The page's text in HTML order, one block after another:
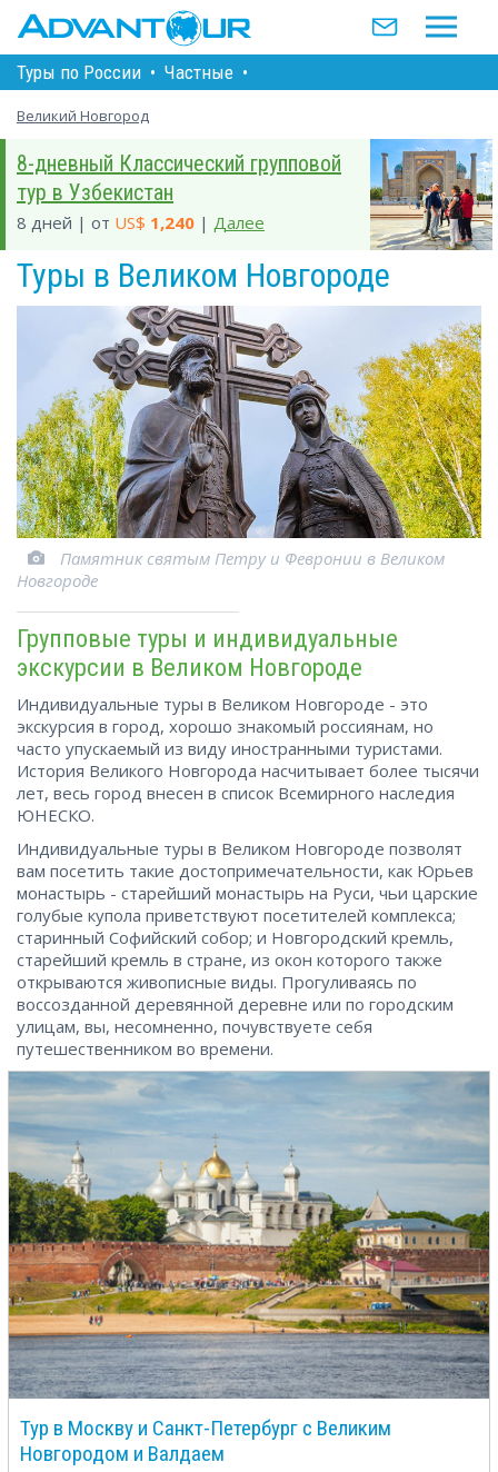
Туры по Росcии • Частные •
Великий Новгород
8-дневный Классический групповой
тур в Узбекистан
8 дней | от US$ 1,240 | Далее
Туры в Великом Новгороде
Памятник святым Петру и Февронии в Великом
Новгороде
Групповые туры и индивидуальные
экскурсии в Великом Новгороде
Индивидуальные туры в Великом Новгороде - это
экскурсия в город, хорошо знакомый россиянам, но
часто упускаемый из виду иностранными туристами.
История Великого Новгорода насчитывает более тысячи
лет, весь город внесен в список Всемирного наследия
ЮНЕСКО.
Индивидуальные туры в Великом Новгороде позволят
вам посетить такие достопримечательности, как Юрьев
монастырь - старейший монастырь на Руси, чьи царские
голубые купола приветствуют посетителей комплекса;
старинный Софийский собор; и Новгородский кремль,
старейший кремль в стране, из окон которого также
открываются живописные виды. Прогуливаясь по
воссозданной деревянной деревне или по городским
улицам, вы, несомненно, почувствуете себя
путешественником во времени.
Тур в Москву и Санкт-Петербург с Великим
Новгородом и Валдаем